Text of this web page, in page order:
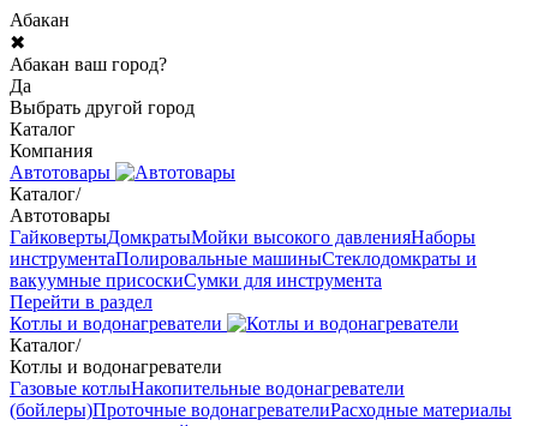
Абакан
✖
Абакан ваш город?
Да
Выбрать другой город
Каталог
Компания
Автотовары
Каталог/
Автотовары
ГайковертыДомкратыМойки высокого давленияНаборы
инструментаПолировальные машиныСтеклодомкраты и
вакуумные присоскиСумки для инструмента
Перейти в раздел
Котлы и водонагреватели
Каталог/
Котлы и водонагреватели
Газовые котлыНакопительные водонагреватели
(бойлеры)Проточные водонагревателиРасходные материалы